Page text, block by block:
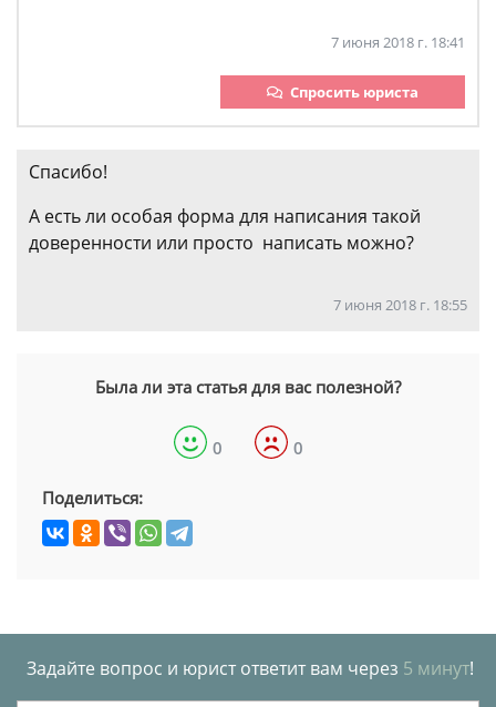
7 июня 2018 г. 18:41
Спросить юриста
Спасибо!
А есть ли особая форма для написания такой
доверенности или просто написать можно?
7 июня 2018 г. 18:55
Была ли эта статья для вас полезной?
0 0
Поделиться:
Задайте вопрос и юрист ответит вам через 5 минут!